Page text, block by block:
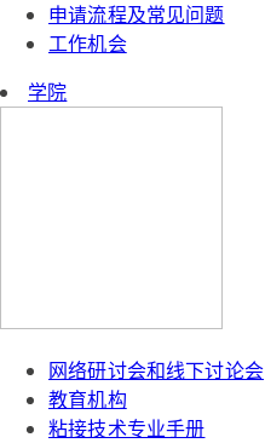
申请流程及常见问题
工作机会
学院
网络研讨会和线下讨论会
教育机构
粘接技术专业手册